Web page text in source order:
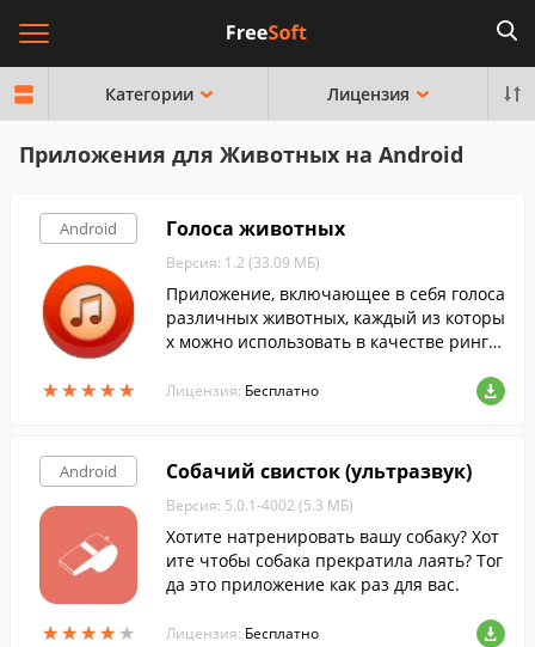
Категории Лицензия
Приложения для Животных на Android
Android
★★★★★
★★★★★
Голоса животных
Версия: 1.2 (33.09 МБ)
Приложение, включающее в себя голоса
различных животных, каждый из которы
х можно использовать в качестве рингт
Лицензия: Бесплатно
Android
★★★★★
★★★★★
Собачий свисток (ультразвук)
Версия: 5.0.1-4002 (5.3 МБ)
Хотите натренировать вашу собаку? Хот
ите чтобы собака прекратила лаять? Тог
да это приложение как раз для вас.
Лицензия: Бесплатно